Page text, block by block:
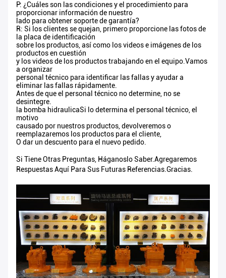
P: ¿Cuáles son las condiciones y el procedimiento para
proporcionar información de nuestro
lado para obtener soporte de garantía?
R: Si los clientes se quejan, primero proporcione las fotos de
la placa de identificación
sobre los productos, así como los videos e imágenes de los
productos en cuestión
y los videos de los productos trabajando en el equipo.Vamos
a organizar
personal técnico para identificar las fallas y ayudar a
eliminar las fallas rápidamente.
Antes de que el personal técnico no determine, no se
desintegre.
la bomba hidraulicaSi lo determina el personal técnico, el
motivo
causado por nuestros productos, devolveremos o
reemplazaremos los productos para el cliente,
O dar un descuento para el nuevo pedido.
Si Tiene Otras Preguntas, Háganoslo Saber.Agregaremos
Respuestas Aquí Para Sus Futuras Referencias.Gracias.